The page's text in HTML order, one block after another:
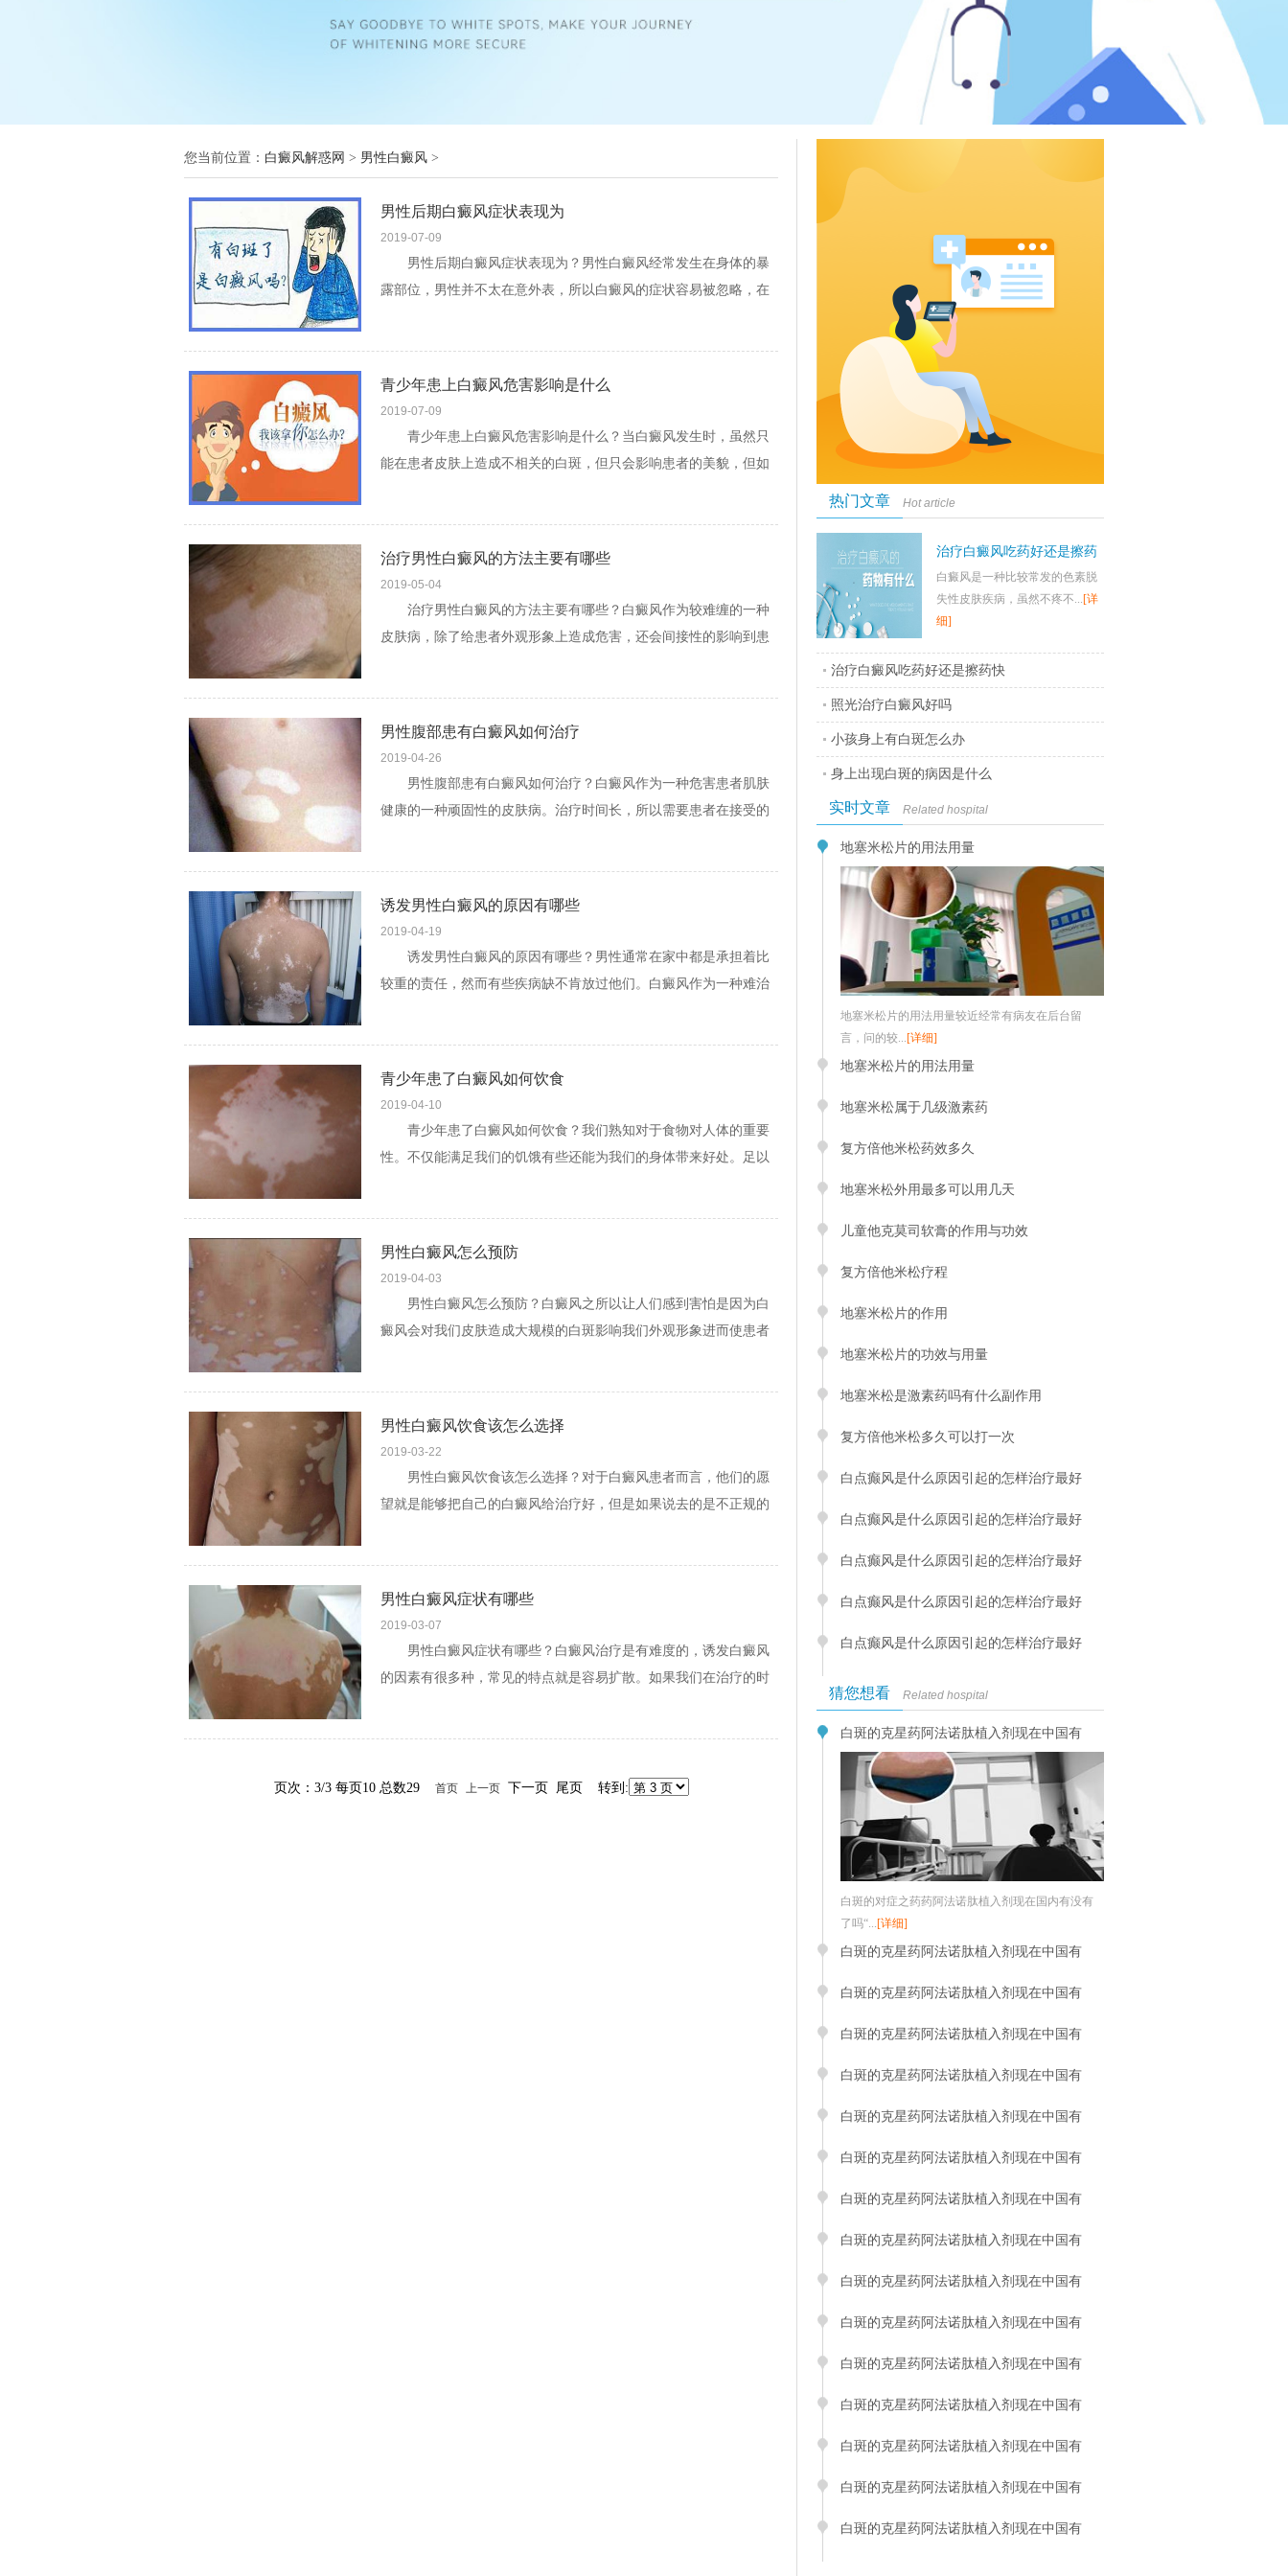
您当前位置： 白癜风解惑网 > 男性白癜风 >
男性后期白癜风症状表现为
2019-07-09
男性后期白癜风症状表现为？男性白癜风经常发生在身体的暴
露部位，男性并不太在意外表，所以白癜风的症状容易被忽略，在
青少年患上白癜风危害影响是什么
2019-07-09
青少年患上白癜风危害影响是什么？当白癜风发生时，虽然只
能在患者皮肤上造成不相关的白斑，但只会影响患者的美貌，但如
治疗男性白癜风的方法主要有哪些
2019-05-04
治疗男性白癜风的方法主要有哪些？白癜风作为较难缠的一种
皮肤病，除了给患者外观形象上造成危害，还会间接性的影响到患
男性腹部患有白癜风如何治疗
2019-04-26
男性腹部患有白癜风如何治疗？白癜风作为一种危害患者肌肤
健康的一种顽固性的皮肤病。治疗时间长，所以需要患者在接受的
诱发男性白癜风的原因有哪些
2019-04-19
诱发男性白癜风的原因有哪些？男性通常在家中都是承担着比
较重的责任，然而有些疾病缺不肯放过他们。白癜风作为一种难治
青少年患了白癜风如何饮食
2019-04-10
青少年患了白癜风如何饮食？我们熟知对于食物对人体的重要
性。不仅能满足我们的饥饿有些还能为我们的身体带来好处。足以
男性白癜风怎么预防
2019-04-03
男性白癜风怎么预防？白癜风之所以让人们感到害怕是因为白
癜风会对我们皮肤造成大规模的白斑影响我们外观形象进而使患者
男性白癜风饮食该怎么选择
2019-03-22
男性白癜风饮食该怎么选择？对于白癜风患者而言，他们的愿
望就是能够把自己的白癜风给治疗好，但是如果说去的是不正规的
男性白癜风症状有哪些
2019-03-07
男性白癜风症状有哪些？白癜风治疗是有难度的，诱发白癜风
的因素有很多种，常见的特点就是容易扩散。如果我们在治疗的时
页次：3/3 每页10 总数29 首页 上一页下一页 尾页 转到:
热门文章 Hot article
治疗白癜风吃药好还是擦药
快
白癜风是一种比较常发的色素脱
失性皮肤疾病，虽然不疼不...[详
细]
治疗白癜风吃药好还是擦药快
照光治疗白癜风好吗
小孩身上有白斑怎么办
身上出现白斑的病因是什么
实时文章 Related hospital
地塞米松片的用法用量
地塞米松片的用法用量较近经常有病友在后台留
言，问的较...[详细]
地塞米松片的用法用量
地塞米松属于几级激素药
复方倍他米松药效多久
地塞米松外用最多可以用几天
儿童他克莫司软膏的作用与功效
复方倍他米松疗程
地塞米松片的作用
地塞米松片的功效与用量
地塞米松是激素药吗有什么副作用
复方倍他米松多久可以打一次
白点癫风是什么原因引起的怎样治疗最好
白点癫风是什么原因引起的怎样治疗最好
白点癫风是什么原因引起的怎样治疗最好
白点癫风是什么原因引起的怎样治疗最好
白点癫风是什么原因引起的怎样治疗最好
猜您想看 Related hospital
白斑的克星药阿法诺肽植入剂现在中国有
白斑的对症之药药阿法诺肽植入剂现在国内有没有
了吗“...[详细]
白斑的克星药阿法诺肽植入剂现在中国有
白斑的克星药阿法诺肽植入剂现在中国有
白斑的克星药阿法诺肽植入剂现在中国有
白斑的克星药阿法诺肽植入剂现在中国有
白斑的克星药阿法诺肽植入剂现在中国有
白斑的克星药阿法诺肽植入剂现在中国有
白斑的克星药阿法诺肽植入剂现在中国有
白斑的克星药阿法诺肽植入剂现在中国有
白斑的克星药阿法诺肽植入剂现在中国有
白斑的克星药阿法诺肽植入剂现在中国有
白斑的克星药阿法诺肽植入剂现在中国有
白斑的克星药阿法诺肽植入剂现在中国有
白斑的克星药阿法诺肽植入剂现在中国有
白斑的克星药阿法诺肽植入剂现在中国有
白斑的克星药阿法诺肽植入剂现在中国有